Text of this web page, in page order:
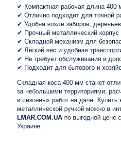
✔ Компактная рабочая длина 400
✔ Отлично подходит для точной
✔ Удобна возле заборов,
✔ Прочный металлический корпус
✔ Складной механизм для
✔ Легкий вес и удобная
✔ Не требует обслуживания и
✔ Подходит для бытового и
Складная коса 400 мм станет
за небольшими территориями,
и сезонных работ на даче. Купить
металлической ручкой можно в
LMAR.COM.UA по выгодной цене
Украине.